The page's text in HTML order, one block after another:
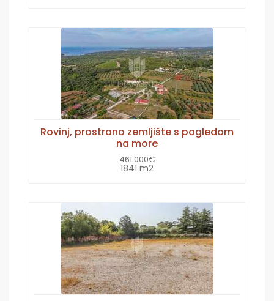
Rovinj, prostrano zemljište s pogledom
na more
461.000€
1841 m2